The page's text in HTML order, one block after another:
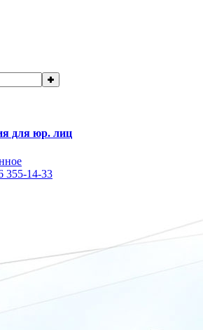
для юр. лиц
355-14-33